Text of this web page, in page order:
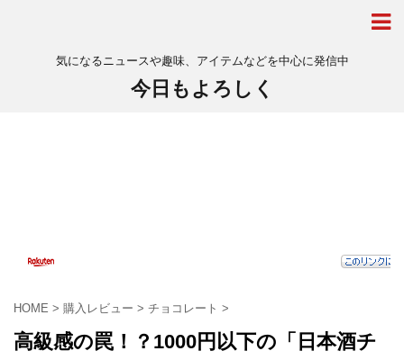
気になるニュースや趣味、アイテムなどを中心に発信中
今日もよろしく
HOME > 購入レビュー > チョコレート >
高級感の罠！？1000円以下の「日本酒チ